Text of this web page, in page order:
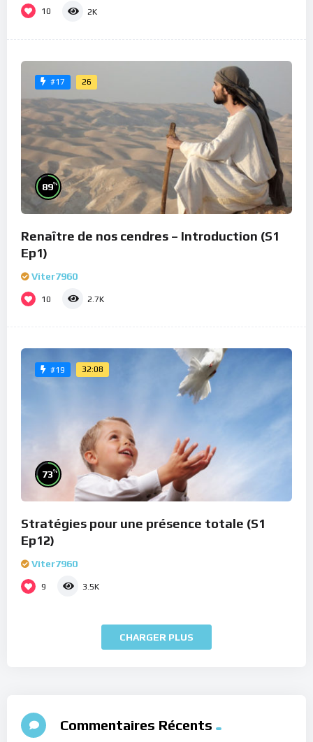
10 2K
#17 26
89%
Renaître de nos cendres – Introduction (S1
Ep1)
Viter7960
10 2.7K
#19 32:08
73%
Stratégies pour une présence totale (S1
Ep12)
Viter7960
9 3.5K
CHARGER PLUS
Commentaires Récents